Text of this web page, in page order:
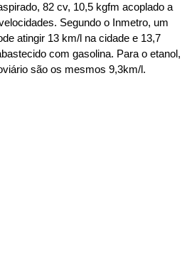
82 cv, 10,5 kgfm acoplado a
Segundo o Inmetro, um
atingir 13 km/l na cidade e 13,7
com gasolina. Para o etanol,
são os mesmos 9,3km/l.